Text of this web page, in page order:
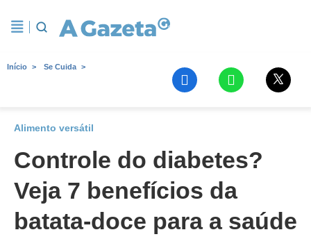
Início Se Cuida
Alimento versátil
Controle do diabetes?
Veja 7 benefícios da
batata-doce para a saúde